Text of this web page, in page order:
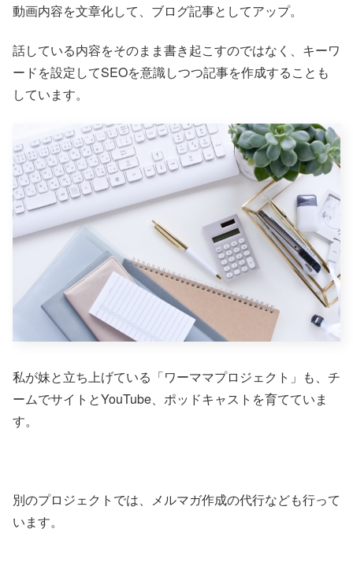
動画内容を文章化して、ブログ記事としてアップ。
話している内容をそのまま書き起こすのではなく、キーワ
ードを設定してSEOを意識しつつ記事を作成することも
しています。
私が妹と立ち上げている「ワーママプロジェクト」も、チ
ームでサイトとYouTube、ポッドキャストを育てていま
す。
別のプロジェクトでは、メルマガ作成の代行なども行って
います。